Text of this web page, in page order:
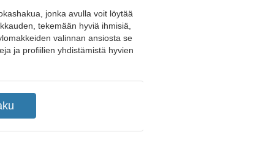
jonka avulla voit löytää
tekemään hyviä ihmisiä,
valinnan ansiosta se
ja profiilien yhdistämistä hyvien